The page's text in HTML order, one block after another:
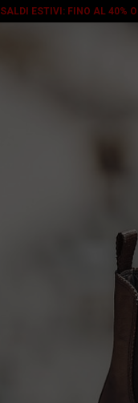
SALDI ESTIVI: FINO AL 40%